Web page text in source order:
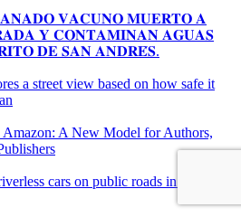
𝐕𝐀𝐂𝐔𝐍𝐎 𝐌𝐔𝐄𝐑𝐓𝐎 𝐀
𝐘 𝐂𝐎𝐍𝐓𝐀𝐌𝐈𝐍𝐀𝐍 𝐀𝐆𝐔𝐀𝐒
𝐃𝐄 𝐒𝐀𝐍 𝐀𝐍𝐃𝐑𝐄́𝐒.
a street view based on how safe it
A New Model for Authors,
cars on public roads in January